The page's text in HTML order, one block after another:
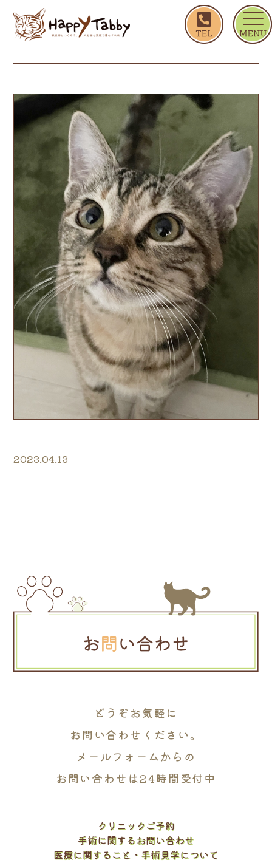
ホーム
やまめ
2023.04.13
どうぞお気軽に
お問い合わせください。
メールフォームからの
お問い合わせは24時間受付中
クリニックご予約
手術に関するお問い合わせ
医療に関すること・手術見学について